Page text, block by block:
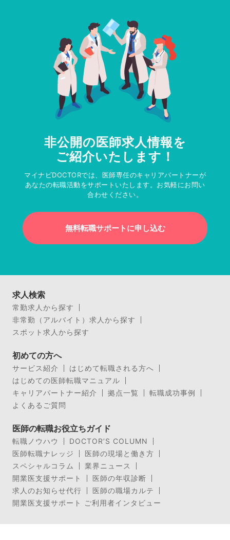
非公開の医師求人情報を
ご紹介いたします！
マイナビDOCTORでは、医師専任のキャリアパートナーが
あなたの転職活動をサポートいたします。お気軽にお問い
合わせください。
無料転職サポートに申し込む
求人検索
常勤求人から探す
非常勤（アルバイト）求人から探す
スポット求人から探す
初めての方へ
サービス紹介
はじめて転職される方へ
はじめての医師転職マニュアル
キャリアパートナー紹介
拠点一覧
転職成功事例
よくあるご質問
医師の転職お役立ちガイド
転職ノウハウ
DOCTOR’S COLUMN
医師転職ナレッジ
医師の現場と働き方
スペシャルコラム
業界ニュース
開業医支援サポート
医師の年収診断
求人のお知らせ代行
医師の職場カルテ
開業医支援サポート ご利用者インタビュー